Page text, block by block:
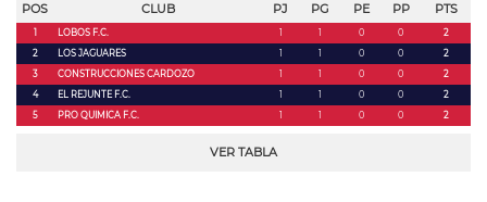
POS CLUB PJ PG PE PP PTS
1 LOBOS F.C. 1 1 0 0
2
2
LOS JAGUARES 1 1 0 0
2
3
CONSTRUCCIONES CARDOZO 1 1 0 0
2
4
EL REJUNTE F.C. 1 1 0 0
2
5
PRO QUIMICA F.C. 1 1 0 0 2
VER TABLA